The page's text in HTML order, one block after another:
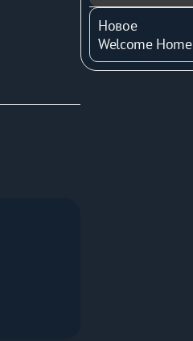
Новое
Welcome Home